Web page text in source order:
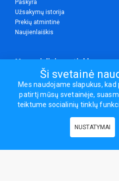
Paskyra
Užsakymų istorija
Prekių atmintinė
Naujienlaiškis
Mes socialiniuose tinkluose
Visos teisės saugomos.
Sporto ir laisvalaikio prekės, maisto
Ši svetainė
Mes naudojame slapukus,
patirtį mūsų svetainėje,
teiktume socialinių tinklų
NUSTATYMAI